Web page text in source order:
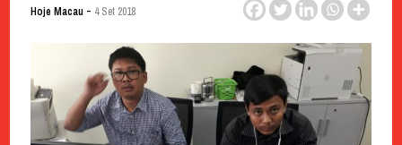
Hoje Macau - 4 Set 2018